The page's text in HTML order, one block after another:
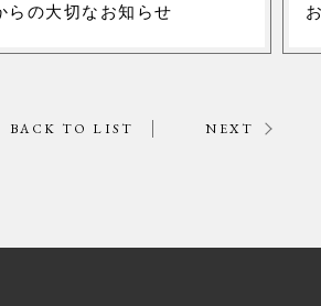
らの大切なお知らせ
BACK TO LIST NEXT